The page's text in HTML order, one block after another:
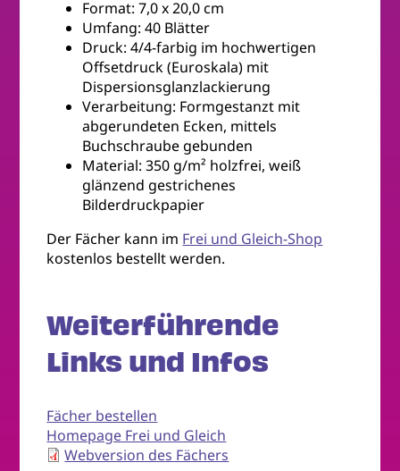
Format: 7,0 x 20,0 cm
Umfang: 40 Blätter
Druck: 4/4-farbig im hochwertigen
Offsetdruck (Euroskala) mit
Dispersionsglanzlackierung
Verarbeitung: Formgestanzt mit
abgerundeten Ecken, mittels
Buchschraube gebunden
Material: 350 g/m² holzfrei, weiß
glänzend gestrichenes
Bilderdruckpapier
Der Fächer kann im Frei und Gleich-Shop
kostenlos bestellt werden.
Weiterführende
Links und Infos
Fächer bestellen
Homepage Frei und Gleich
Webversion des Fächers